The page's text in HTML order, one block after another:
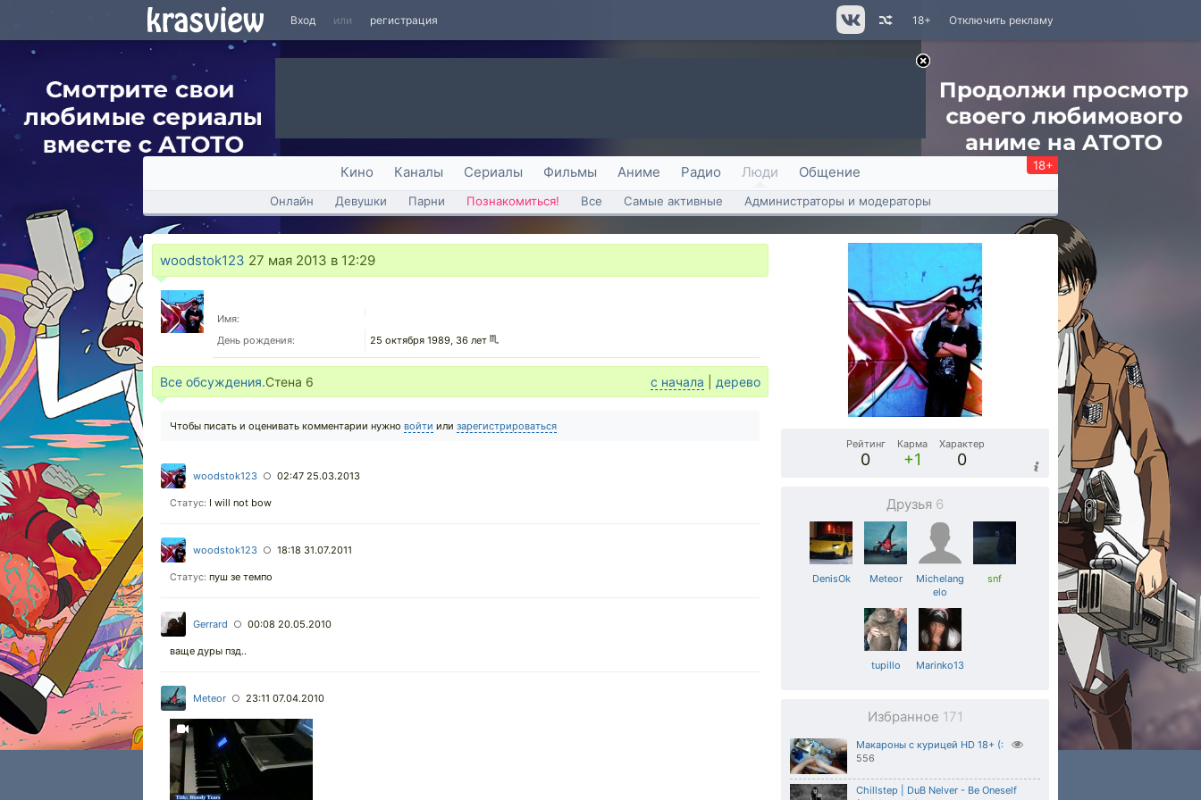
Вход или регистрация Отключить рекламу
18+
Кино Каналы Сериалы Фильмы Аниме Радио Люди Общение 18+
Онлайн Девушки Парни Познакомиться! Все Самые активные Администраторы и модераторы
woodstok123 27 мая 2013 в 12:29
Имя:
День рождения:
25 октября 1989, 36 лет
Все обсуждения.Стена 6 с начала дерево
Чтобы писать и оценивать комментарии нужно войти или зарегистрироваться
woodstok123 ○ 02:47 25.03.2013
Статус: I will not bow
woodstok123 ○ 18:18 31.07.2011
Статус: пуш зе темпо
Gerrard ○ 00:08 20.05.2010
ваще дуры пзд..
Meteor ○ 23:11 07.04.2010
Рейтинг
0
Карма
+1
Характер
0
Друзья 6
DenisOk Meteor
Michelang
elo
snf
tupillo Marinko13
Избранное 171
Макароны с курицей HD 18+ (:
556
Chillstep | DuB Nelver - Be Oneself